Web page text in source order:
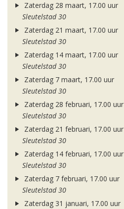
Zaterdag 28 maart, 17.00 uur
Sleutelstad 30
Zaterdag 21 maart, 17.00 uur
Sleutelstad 30
Zaterdag 14 maart, 17.00 uur
Sleutelstad 30
Zaterdag 7 maart, 17.00 uur
Sleutelstad 30
Zaterdag 28 februari, 17.00 uur
Sleutelstad 30
Zaterdag 21 februari, 17.00 uur
Sleutelstad 30
Zaterdag 14 februari, 17.00 uur
Sleutelstad 30
Zaterdag 7 februari, 17.00 uur
Sleutelstad 30
Zaterdag 31 januari, 17.00 uur